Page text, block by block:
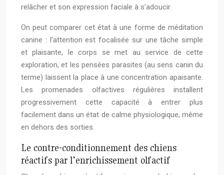
relâcher et son expression faciale à s’adoucir.
On peut comparer cet état à une forme de méditation
canine : l’attention est focalisée sur une tâche simple
et plaisante, le corps se met au service de cette
exploration, et les pensées parasites (au sens canin du
terme) laissent la place à une concentration apaisante.
Les promenades olfactives régulières installent
progressivement cette capacité à entrer plus
facilement dans un état de calme physiologique, même
en dehors des sorties.
Le contre-conditionnement des chiens
réactifs par l’enrichissement olfactif